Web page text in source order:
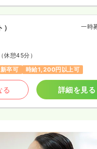
一時
（休憩45分）
卒可 時給1,200円以上可
る 詳細を見る